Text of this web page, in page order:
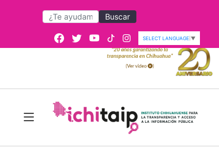
Buscar
SELECT LANGUAGE ▼